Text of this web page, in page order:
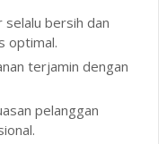
selalu bersih dan
optimal.
terjamin dengan
pelanggan